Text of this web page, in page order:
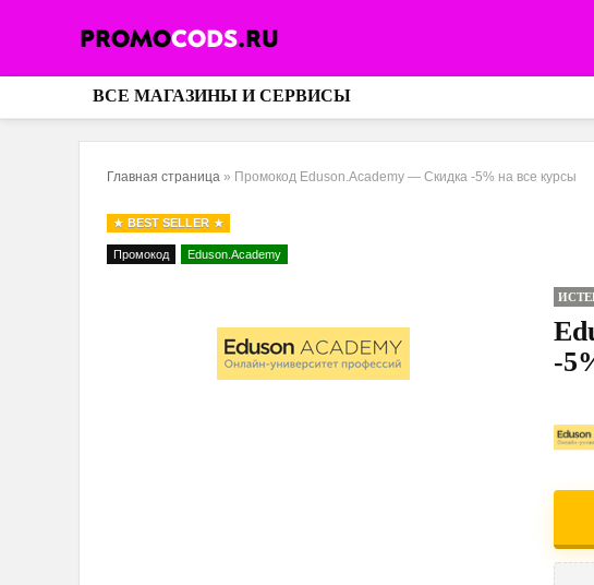
ВСЕ МАГАЗИНЫ И СЕРВИСЫ
Главная страница » Промокод Eduson.Academy — Скидка -5% на все курсы
BEST SELLER
Промокод Eduson.Academy
-